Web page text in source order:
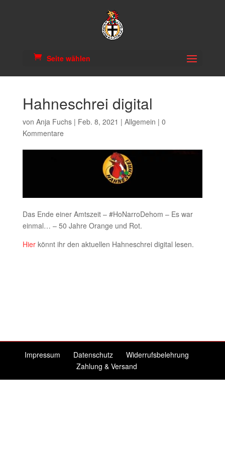
Seite wählen
Hahneschrei digital
von Anja Fuchs| Feb. 8, 2021 | Allgemein | 0
Kommentare
Das Ende einer Amtszeit – #HoNarroDehom – Es war
einmal… – 50 Jahre Orange und Rot.
Hierkönnt ihr den aktuellen Hahneschrei digital lesen.
Impressum Datenschutz
Widerrufsbelehrung
Zahlung & Versand